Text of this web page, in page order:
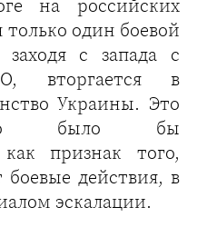
на российских
только один боевой
с запада с
вторгается в
Украины. Это
было бы
как признак того,
действия, в
эскалации.